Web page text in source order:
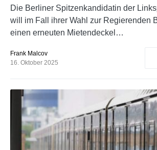
Die Berliner Spitzenkandidatin der
will im Fall ihrer Wahl zur Regierenden
einen erneuten Mietendeckel…
Frank Malcov
16. Oktober 2025